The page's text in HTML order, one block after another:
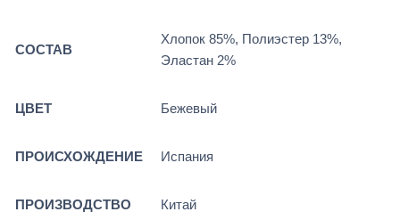
СОСТАВ
Хлопок 85%, Полиэстер 13%,
Эластан 2%
ЦВЕТ Бежевый
ПРОИСХОЖДЕНИЕ Испания
ПРОИЗВОДСТВО Китай